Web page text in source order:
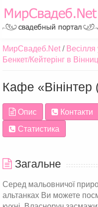
МирСвадеб.Net
Весілля
Бенкет/Кейтерінг в
Кафе «Вінінтер
Опис Контакти
Статистика
Загальне
Серед мальовничої
альтанках Ви можете